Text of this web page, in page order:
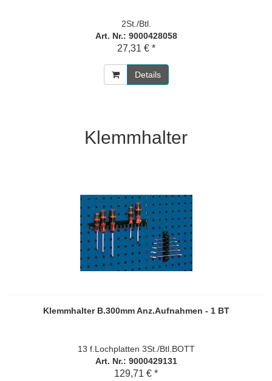
2St./Btl.
Art. Nr.: 9000428058
27,31 € *
Details
Klemmhalter
Klemmhalter B.300mm Anz.Aufnahmen - 1 BT
13 f.Lochplatten 3St./Btl.BOTT
Art. Nr.: 9000429131
129,71 € *